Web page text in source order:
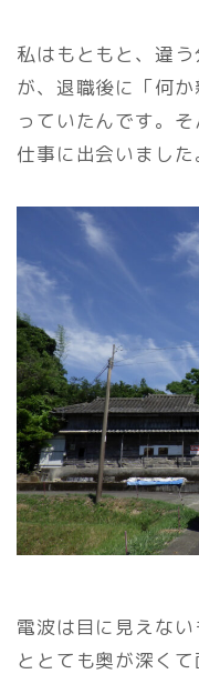
私はもともと、違
が、退職後に「何
っていたんです。
仕事に出会いました
電波は目に見えな
ととても奥が深く